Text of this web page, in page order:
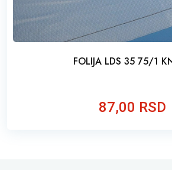
FOLIJA LDS 35 75/1
87,00 RSD